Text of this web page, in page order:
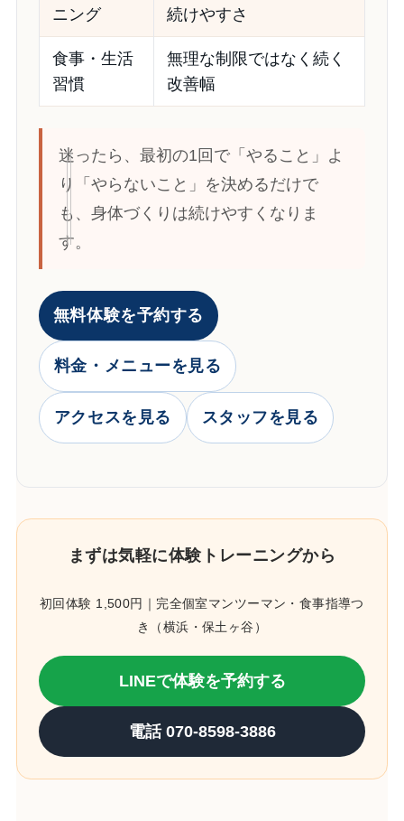
ニング
続けやすさ
食事・生活
習慣
無理な制限ではなく続く
改善幅
迷ったら、最初の1回で「やること」よ
り「やらないこと」を決めるだけで
も、身体づくりは続けやすくなりま
す。
無料体験を予約する
料金・メニューを見る
アクセスを見る スタッフを見る
まずは気軽に体験トレーニングから
初回体験 1,500円｜完全個室マンツーマン・食事指導つ
き（横浜・保土ヶ谷）
LINEで体験を予約する
電話 070-8598-3886